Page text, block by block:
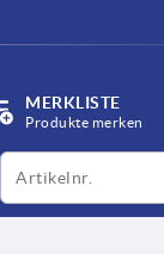
MERKLISTE
Produkte merken
productCode